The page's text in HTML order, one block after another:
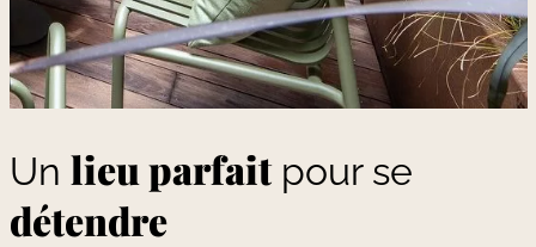
Un lieu parfaitpour se
détendre